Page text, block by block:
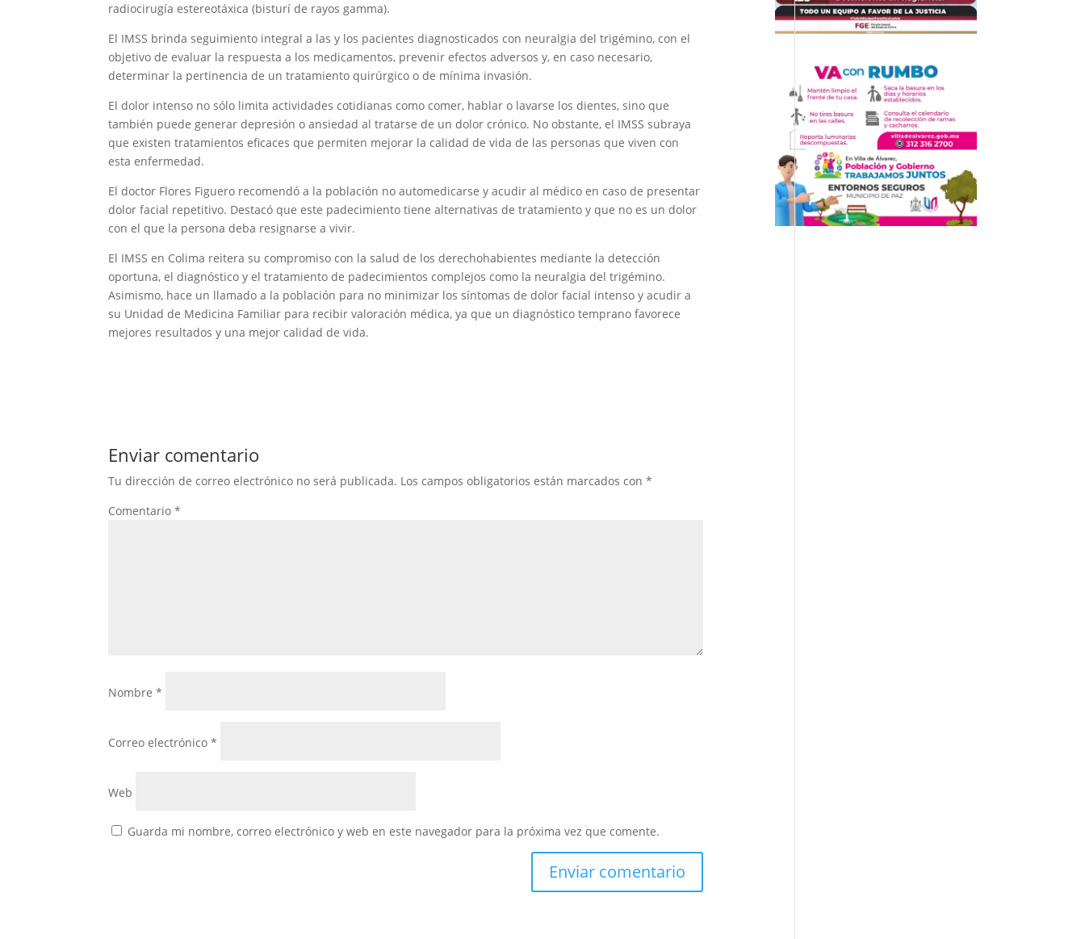
radiocirugía estereotáxica (bisturí de rayos gamma).
El IMSS brinda seguimiento integral a las y los pacientes diagnosticados con neuralgia del trigémino, con el
objetivo de evaluar la respuesta a los medicamentos, prevenir efectos adversos y, en caso necesario,
determinar la pertinencia de un tratamiento quirúrgico o de mínima invasión.
El dolor intenso no sólo limita actividades cotidianas como comer, hablar o lavarse los dientes, sino que
también puede generar depresión o ansiedad al tratarse de un dolor crónico. No obstante, el IMSS subraya
que existen tratamientos eficaces que permiten mejorar la calidad de vida de las personas que viven con
esta enfermedad.
El doctor Flores Figuero recomendó a la población no automedicarse y acudir al médico en caso de presentar
dolor facial repetitivo. Destacó que este padecimiento tiene alternativas de tratamiento y que no es un dolor
con el que la persona deba resignarse a vivir.
El IMSS en Colima reitera su compromiso con la salud de los derechohabientes mediante la detección
oportuna, el diagnóstico y el tratamiento de padecimientos complejos como la neuralgia del trigémino.
Asimismo, hace un llamado a la población para no minimizar los síntomas de dolor facial intenso y acudir a
su Unidad de Medicina Familiar para recibir valoración médica, ya que un diagnóstico temprano favorece
mejores resultados y una mejor calidad de vida.
Enviar comentario
Tu dirección de correo electrónico no será publicada. Los campos obligatorios están marcados con*
Comentario*
Nombre*
Correo electrónico*
Web
Guarda mi nombre, correo electrónico y web en este navegador para la próxima vez que comente.